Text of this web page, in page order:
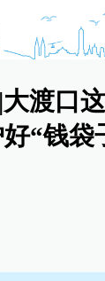
渡口
“钱袋